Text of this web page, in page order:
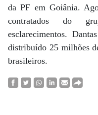
da PF em Goiânia.
contratados do
esclarecimentos.
distribuído 25 milhões
brasileiros.